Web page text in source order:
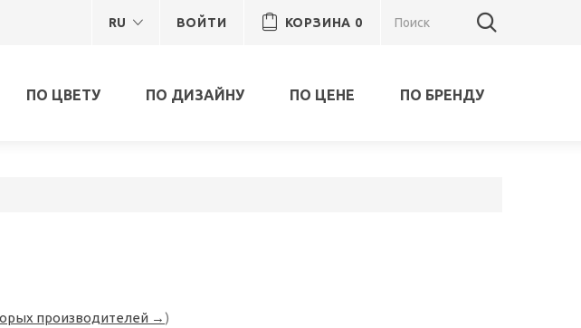
КОРЗИНА 0
ВОЙТИ
RU
ПО ЦВЕТУ ПО ДИЗАЙНУ ПО ЦЕНЕ ПО БРЕНДУ
производителей → )